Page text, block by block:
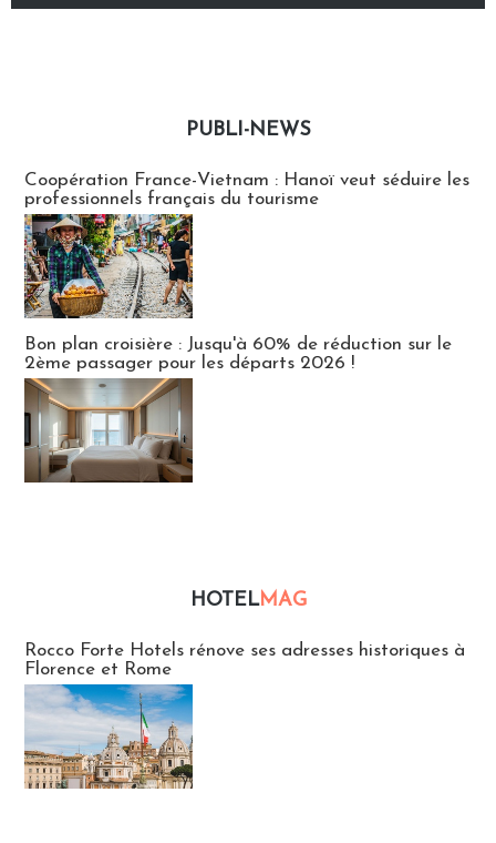
PUBLI-NEWS
Coopération France-Vietnam : Hanoï veut séduire les
professionnels français du tourisme
Bon plan croisière : Jusqu'à 60% de réduction sur le
2ème passager pour les départs 2026 !
HOTELMAG
Rocco Forte Hotels rénove ses adresses historiques à
Florence et Rome